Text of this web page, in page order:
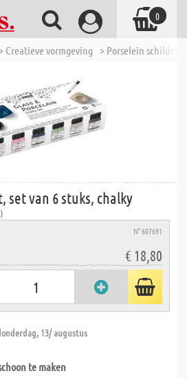
> Creatieve vormgeving > Porselein
set van 6 stuks, chalky
N° 607691
€ 18,80
13/ augustus
te maken
0